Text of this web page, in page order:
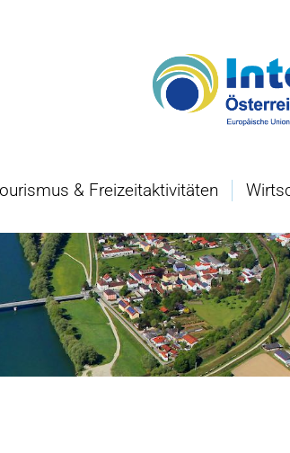
& Freizeitaktivitäten